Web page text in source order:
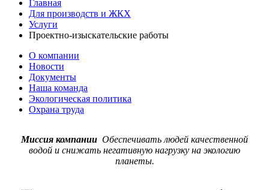
Главная
Для производств и ЖКХ
Услуги
Проектно-изыскательские работы
О компании
Новости
Документы
Наша команда
Экологическая политика
Охрана труда
Миссия компании Обеспечивать людей качественной
водой и снижать негативную нагрузку на экологию
планеты.